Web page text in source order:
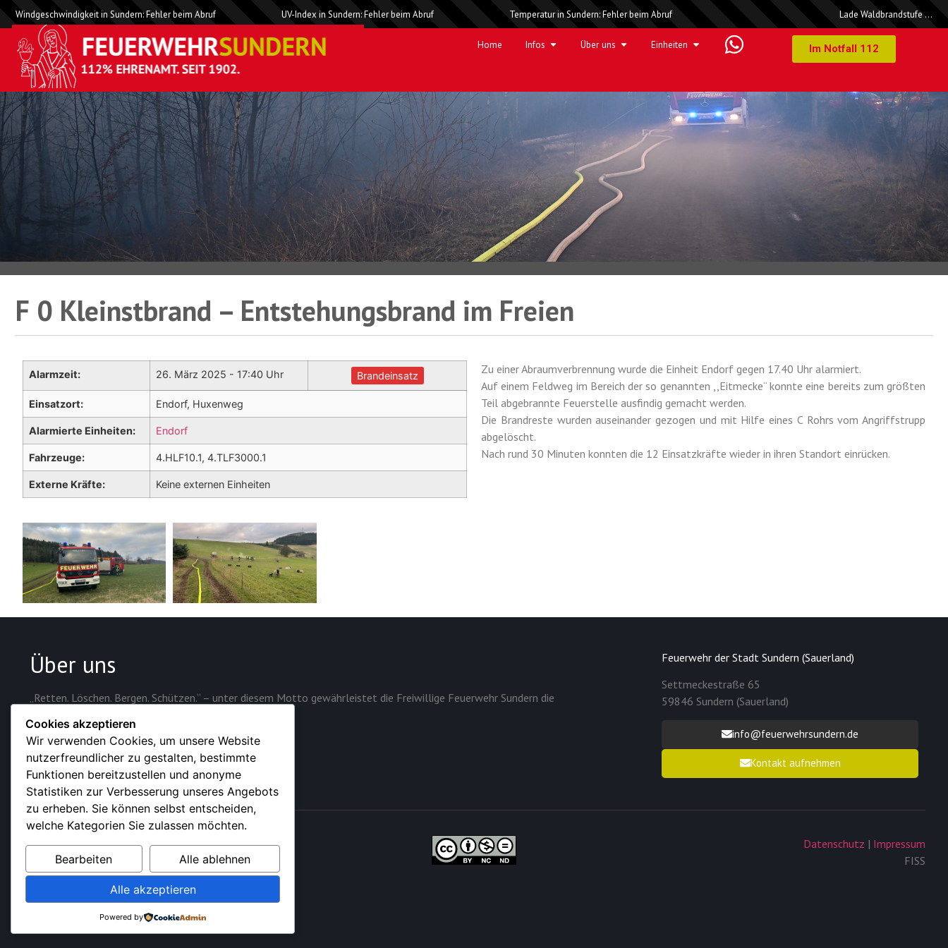
Windgeschwindigkeit in Sundern: Fehler beim Abruf UV-Index in Sundern: Fehler beim Abruf Temperatur in Sundern: Fehler beim Abruf Lade Waldbrandstufe …
Home Infos Über uns Einheiten Im Notfall 112
F 0 Kleinstbrand – Entstehungsbrand im Freien
Alarmzeit: 26. März 2025 - 17:40 Uhr Brandeinsatz
Einsatzort: Endorf, Huxenweg
Alarmierte Einheiten: Endorf
Fahrzeuge: 4.HLF10.1, 4.TLF3000.1
Externe Kräfte: Keine externen Einheiten
Zu einer Abraumverbrennung wurde die Einheit Endorf gegen 17.40 Uhr alarmiert.
Auf einem Feldweg im Bereich der so genannten ,,Eitmecke“ konnte eine bereits zum größten
Teil abgebrannte Feuerstelle ausfindig gemacht werden.
Die Brandreste wurden auseinander gezogen und mit Hilfe eines C Rohrs vom Angriffstrupp
abgelöscht.
Nach rund 30 Minuten konnten die 12 Einsatzkräfte wieder in ihren Standort einrücken.
Über uns
„Retten. Löschen. Bergen. Schützen.“ – unter diesem Motto gewährleistet die Freiwillige Feuerwehr Sundern die
Feuerwehr der Stadt Sundern (Sauerland)
Settmeckestraße 65
59846 Sundern (Sauerland)
info@feuerwehrsundern.de
Kontakt aufnehmen
© 2026 – Feuerwehr der Stadt Sundern (Sauerland) Datenschutz | Impressum
FISS
Cookies akzeptieren
Wir verwenden Cookies, um unsere Website
nutzerfreundlicher zu gestalten, bestimmte
Funktionen bereitzustellen und anonyme
Statistiken zur Verbesserung unseres Angebots
zu erheben. Sie können selbst entscheiden,
welche Kategorien Sie zulassen möchten.
Bearbeiten Alle ablehnen
Alle akzeptieren
Powered by